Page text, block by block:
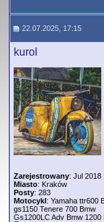
22.07.2025, 17:15
kurol
Zarejestrowany: Jul 2018
Miasto: Kraków
Posty: 283
Motocykl: Yamaha ttr600
gs1150 Tenere 700 Bmw
Gs1200LC Adv Bmw 1200